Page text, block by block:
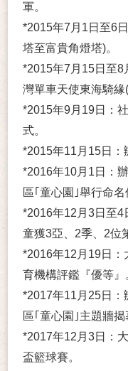
軍。
*2015年7月1日至6
塔至富貴角燈塔)。
*2015年7月15日至8
灣單車天使東海騎緣
*2015年9月19日：
式。
*2015年11月15日：
*2016年10月1日：
區｢童心園｣舉行命名
*2016年12月3日至4
童獲3亞、2季、2位
*2016年12月19日：
育機構評鑑『優等』
*2017年11月25日：
區｢童心園｣主題牆揭
*2017年12月3日：
盃籃球賽。